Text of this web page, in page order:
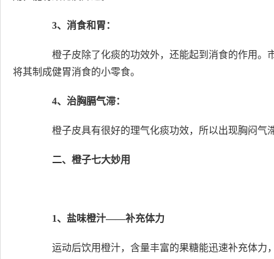
3、消食和胃：
橙子皮除了化痰的功效外，还能起到消食的作用。
将其制成健胃消食的小零食。
4、治胸膈气滞：
橙子皮具有很好的理气化痰功效，所以出现胸闷气
二、橙子七大妙用
1、盐味橙汁——补充体力
运动后饮用橙汁，含量丰富的果糖能迅速补充体力